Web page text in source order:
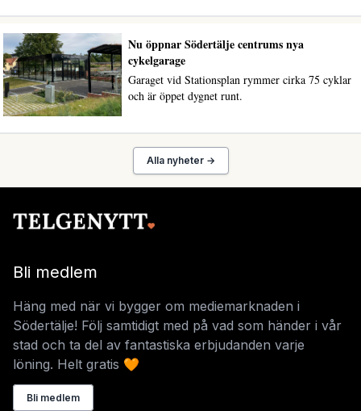
Nu öppnar Södertälje centrums nya
cykelgarage
Garaget vid Stationsplan rymmer cirka 75 cyklar
och är öppet dygnet runt.
Alla nyheter →
Bli medlem
Häng med när vi bygger om mediemarknaden i
Södertälje! Följ samtidigt med på vad som händer i vår
stad och ta del av fantastiska erbjudanden varje
löning. Helt gratis 🧡
Bli medlem